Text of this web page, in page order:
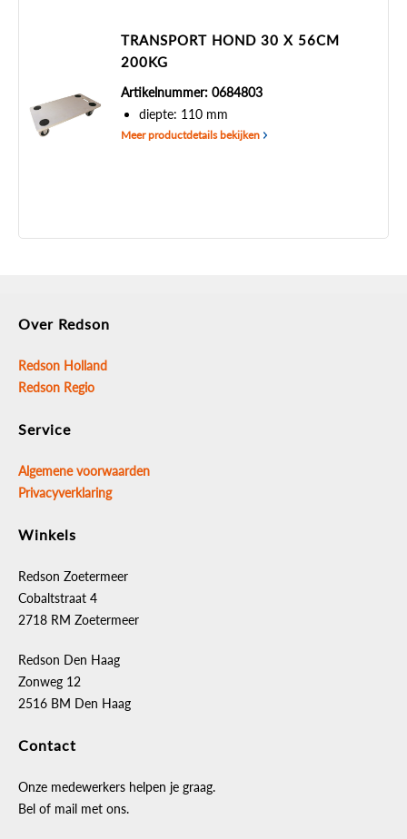
TRANSPORT HOND 30 X 56CM
200KG
Artikelnummer: 0684803
diepte: 110 mm
Meer productdetails bekijken
Over Redson
Redson Holland
Redson Regio
Service
Algemene voorwaarden
Privacyverklaring
Winkels
Redson Zoetermeer
Cobaltstraat 4
2718 RM Zoetermeer
Redson Den Haag
Zonweg 12
2516 BM Den Haag
Contact
Onze medewerkers helpen je graag.
Bel of mail met ons.